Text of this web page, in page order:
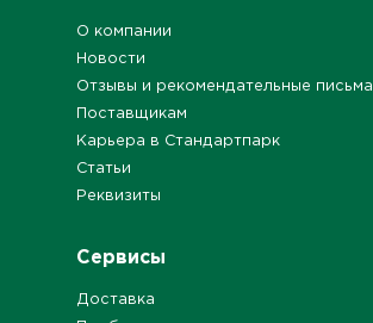
О компании
Новости
Отзывы и рекомендательные письма
Поставщикам
Карьера в Стандартпарк
Статьи
Реквизиты
Сервисы
Доставка